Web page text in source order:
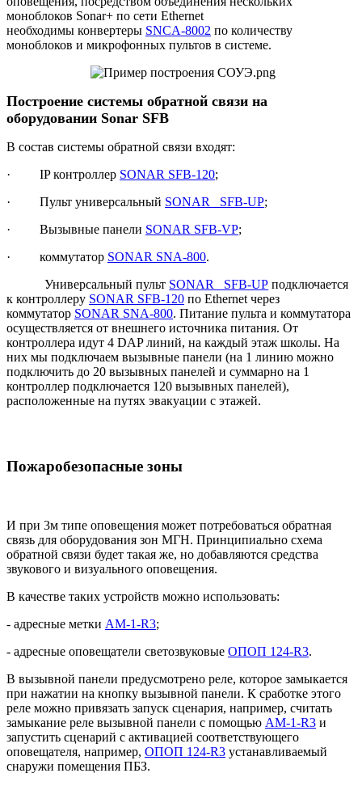
моноблоков Sonar+ по сети Ethernet
необходимы конвертеры SNCA-8002 по количеству
моноблоков и микрофонных пультов в системе.
Построение системы обратной связи на
оборудовании Sonar SFB
В состав системы обратной связи входят:
· IP контроллер SONAR SFB-120;
· Пульт универсальный SONAR SFB-UP;
· Вызывные панели SONAR SFB-VP;
· коммутатор SONAR SNA-800.
Универсальный пульт SONAR SFB-UP подключается
к контроллеру SONAR SFB-120 по Ethernet через
коммутатор SONAR SNA-800. Питание пульта и коммутатора
осуществляется от внешнего источника питания. От
контроллера идут 4 DAP линий, на каждый этаж школы. На
них мы подключаем вызывные панели (на 1 линию можно
подключить до 20 вызывных панелей и суммарно на 1
контроллер подключается 120 вызывных панелей),
расположенные на путях эвакуации с этажей.
Пожаробезопасные зоны
И при 3м типе оповещения может потребоваться обратная
связь для оборудования зон МГН. Принципиально схема
обратной связи будет такая же, но добавляются средства
звукового и визуального оповещения.
В качестве таких устройств можно использовать:
- адресные метки АМ-1-R3;
- адресные оповещатели светозвуковые ОПОП 124-R3.
В вызывной панели предусмотрено реле, которое замыкается
при нажатии на кнопку вызывной панели. К сработке этого
реле можно привязать запуск сценария, например, считать
замыкание реле вызывной панели с помощью АМ-1-R3 и
запустить сценарий с активацией соответствующего
оповещателя, например, ОПОП 124-R3 устанавливаемый
снаружи помещения ПБЗ.